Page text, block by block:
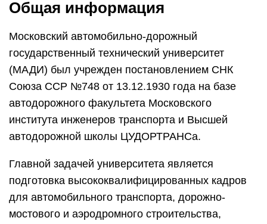
Общая информация
Московский автомобильно-дорожный
государственный технический университет
(МАДИ) был учрежден постановлением СНК
Союза ССР №748 от 13.12.1930 года на базе
автодорожного факультета Московского
института инженеров транспорта и Высшей
автодорожной школы ЦУДОРТРАНСа.
Главной задачей университета является
подготовка высококвалифицированных кадров
для автомобильного транспорта, дорожно-
мостового и аэродромного строительства,